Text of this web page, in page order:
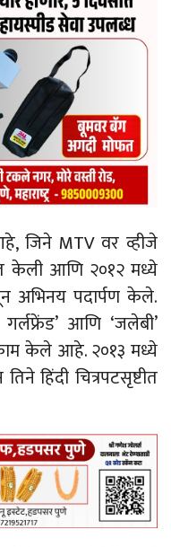
जिने MTV वर व्हीजे
केली आणि २०१२ मध्ये
अभिनय पदार्पण केले.
आणि ‘जलेबी’
काम केले आहे. २०१३ मध्ये
हिंदी चित्रपटसृष्टीत